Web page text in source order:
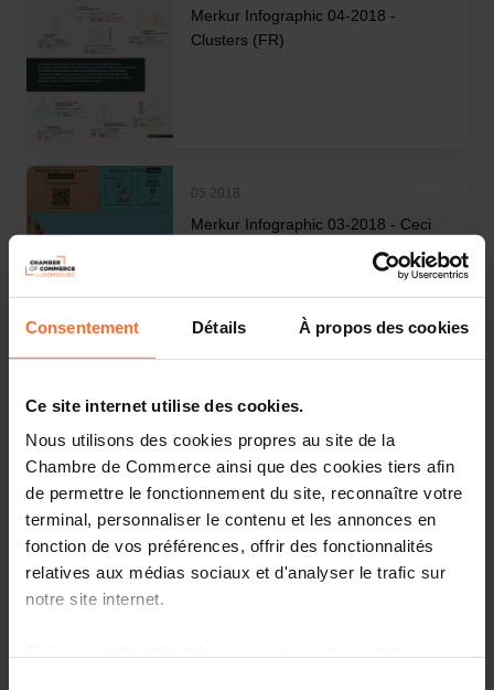
Consentement Détails À propos des cookies
Ce site internet utilise des cookies.
Nous utilisons des cookies propres au site de la
Chambre de Commerce ainsi que des cookies tiers afin
de permettre le fonctionnement du site, reconnaître votre
terminal, personnaliser le contenu et les annonces en
fonction de vos préférences, offrir des fonctionnalités
relatives aux médias sociaux et d'analyser le trafic sur
notre site internet.
Merkur Infographic 04-2018 -
Clusters (FR)
05.2018
Merkur Infographic 03-2018 - Ceci
05.2018
Merkur Infographic 03-2018 - This is
not a poster